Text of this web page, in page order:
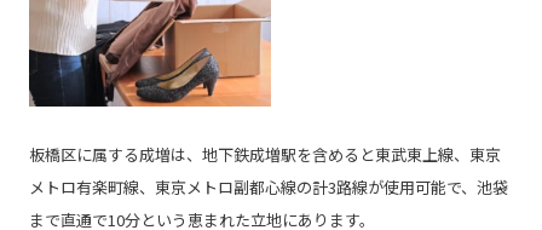
板橋区に属する成増は、地下鉄成増駅を含めると東武東上線、東京
メトロ有楽町線、東京メトロ副都心線の計3路線が使用可能で、池袋
まで直通で10分という恵まれた立地にあります。